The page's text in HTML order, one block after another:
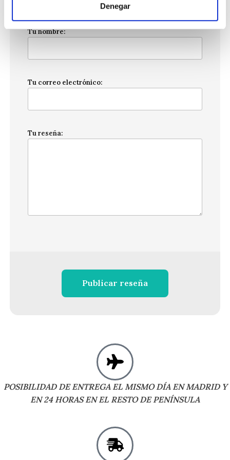
Denegar
Tu nombre:
Tu correo electrónico:
Tu reseña:
Publicar reseña
POSIBILIDAD DE ENTREGA EL MISMO DÍA EN MADRID Y
EN 24 HORAS EN EL RESTO DE PENÍNSULA